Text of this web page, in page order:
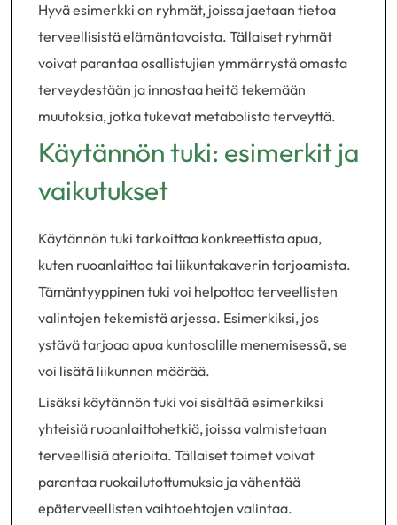
Hyvä esimerkki on ryhmät, joissa jaetaan tietoa
terveellisistä elämäntavoista. Tällaiset ryhmät
voivat parantaa osallistujien ymmärrystä omasta
terveydestään ja innostaa heitä tekemään
muutoksia, jotka tukevat metabolista terveyttä.
Käytännön tuki: esimerkit ja
vaikutukset
Käytännön tuki tarkoittaa konkreettista apua,
kuten ruoanlaittoa tai liikuntakaverin tarjoamista.
Tämäntyyppinen tuki voi helpottaa terveellisten
valintojen tekemistä arjessa. Esimerkiksi, jos
ystävä tarjoaa apua kuntosalille menemisessä, se
voi lisätä liikunnan määrää.
Lisäksi käytännön tuki voi sisältää esimerkiksi
yhteisiä ruoanlaittohetkiä, joissa valmistetaan
terveellisiä aterioita. Tällaiset toimet voivat
parantaa ruokailutottumuksia ja vähentää
epäterveellisten vaihtoehtojen valintaa.